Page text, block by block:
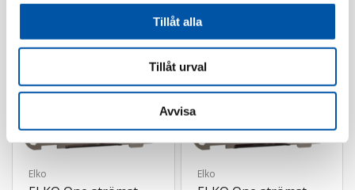
Tillåt alla
Tillåt urval
Avvisa
Elko Elko